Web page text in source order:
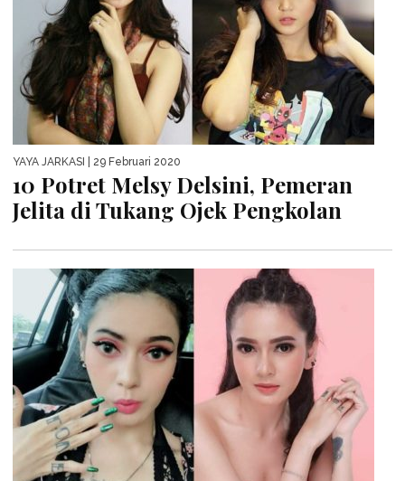
YAYA JARKASI | 29 Februari 2020
10 Potret Melsy Delsini, Pemeran
Jelita di Tukang Ojek Pengkolan